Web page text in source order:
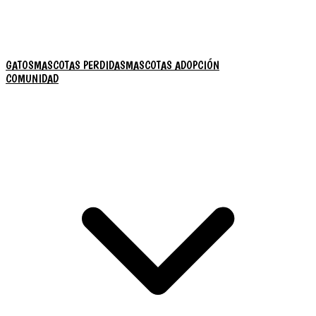
GATOSMASCOTAS PERDIDASMASCOTAS ADOPCIÓN
COMUNIDAD